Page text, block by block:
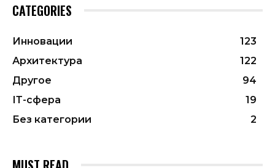
CATEGORIES
Инновации
123
Архитектура
122
Другое
94
ІТ-сфера
19
Без категории
2